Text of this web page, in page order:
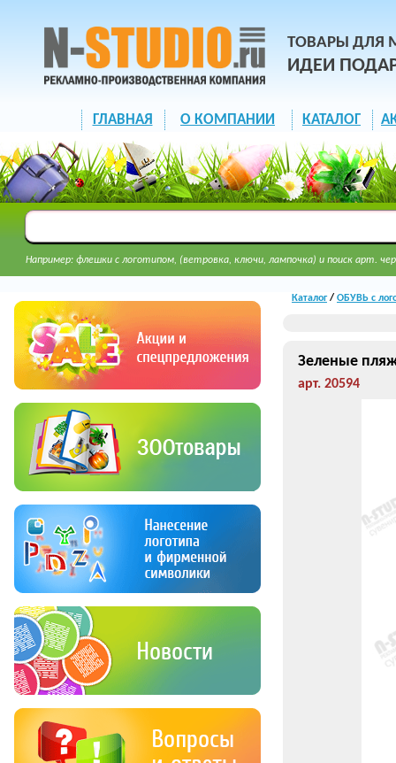
ТОВАРЫ ДЛЯ
ИДЕИ
ГЛАВНАЯ О КОМПАНИИ КАТАЛОГ
Например: флешки с логотипом, (ветровка, ключи, лампочка) и поиск арт.
Каталог/ ОБУВЬ с
Зеленые
арт. 20594